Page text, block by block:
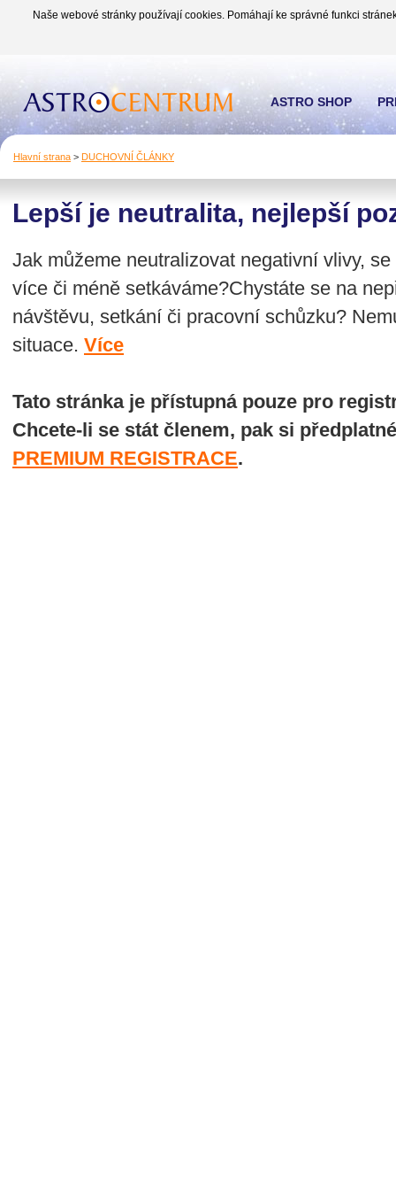
Naše webové stránky používají cookies. Pomáhají ke správné funkci
Hlavní strana > DUCHOVNÍ ČLÁNKY
Lepší je neutralita, nejlepší
Jak můžeme neutralizovat negativní vlivy,
více či méně setkáváme?Chystáte se na
návštěvu, setkání či pracovní schůzku?
situace. Více
Tato stránka je přístupná pouze pro
Chcete-li se stát členem, pak si
PREMIUM REGISTRACE.
ASTRO SHOP